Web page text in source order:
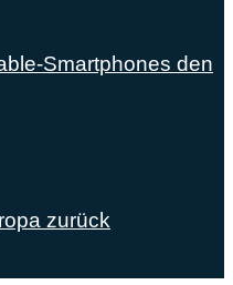
Smartphones den
zurück